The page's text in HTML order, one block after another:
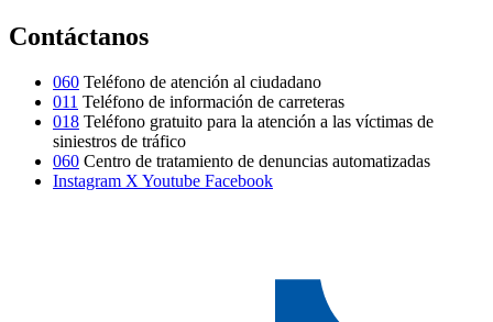
Contáctanos
060 Teléfono de atención al ciudadano
011 Teléfono de información de carreteras
018 Teléfono gratuito para la atención a las víctimas de
siniestros de tráfico
060 Centro de tratamiento de denuncias automatizadas
Instagram XYoutube Facebook